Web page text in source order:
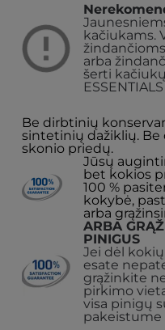
kačiukams.
arba
šerti kačiukų
Be dirbtinių
sintetinių dažiklių. Be
skonio priedų.
Jūsų
bet kokios
100 %
kokybė,
arba
ARBA
PINIGUS
Jei dėl
esate
grąžinkite
pirkimo
visa pinigų
pakeistume